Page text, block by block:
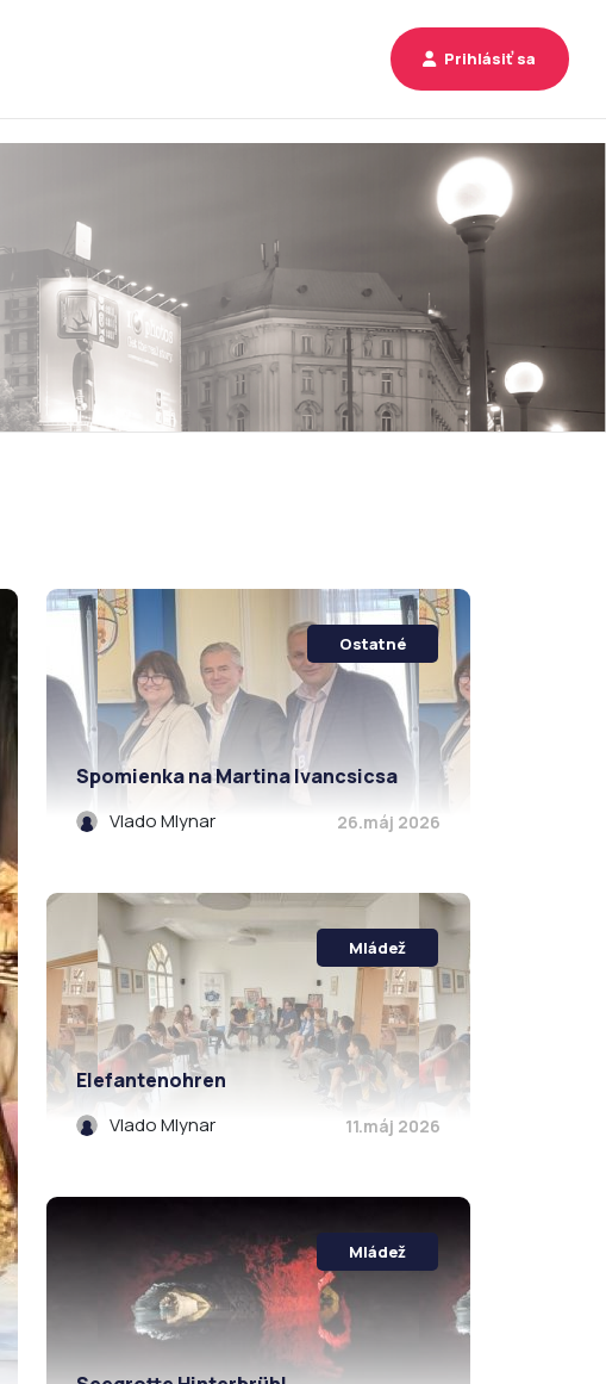
Prihlásiť sa
Ostatné
Spomienka na Martina Ivancsicsa
Vlado Mlynar 26.máj 2026
Mládež
Elefantenohren
Vlado Mlynar 11.máj 2026
Mládež